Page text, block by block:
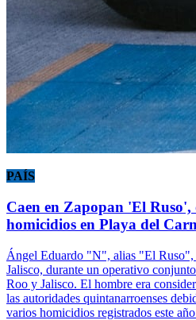
PAÍS
Caen en Zapopan 'El
homicidios en Playa del
Ángel Eduardo "N", alias "El Ruso",
Jalisco, durante un operativo
Roo y Jalisco. El hombre era
las autoridades quintanarroenses
varios homicidios registrados este